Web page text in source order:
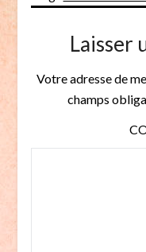
Laisser
Votre adresse de
champs